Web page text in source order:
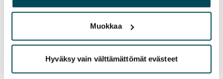
palvelujaan.
Muokkaa
Hyväksy vain välttämättömät evästeet
Sähkömaksu
Vuokralainen solmii itse sähkösopimuksen.
Laajakaista
Vuokraan sisältyy 50 M laajakaistaliittymä. Voit hankkia
lisänopeutta etuhintaan ottamalla yhteyttä